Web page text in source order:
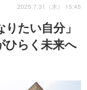
ランキング
たい自分」
ひらく未来へ
2025.7.31（木） 15:45